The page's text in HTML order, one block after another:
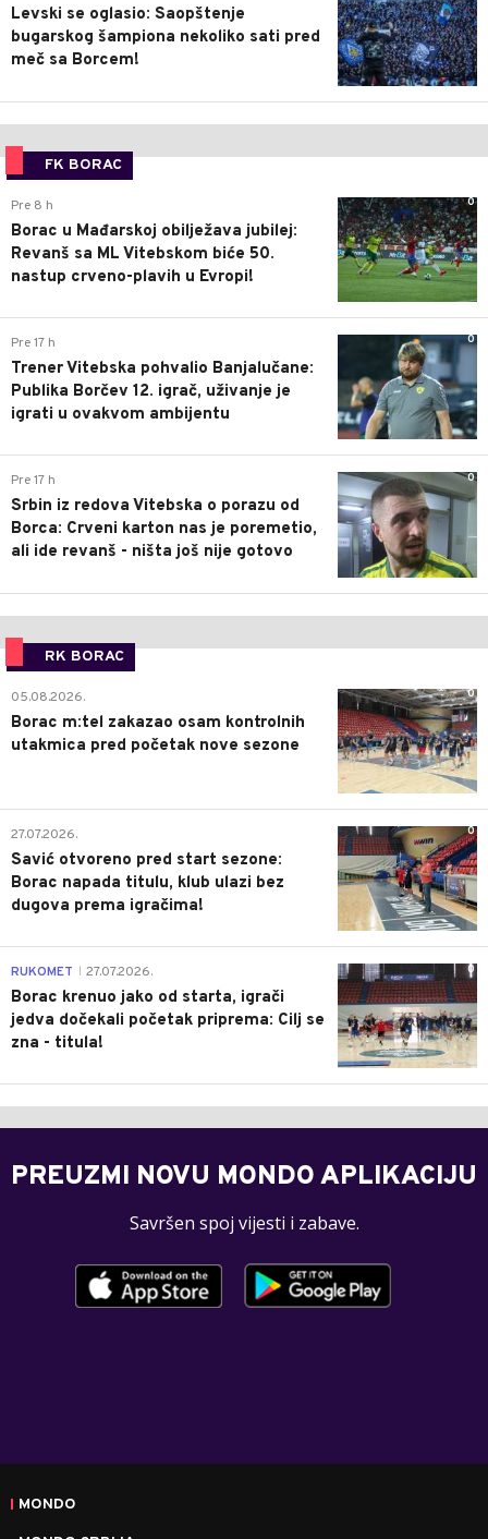
Levski se oglasio: Saopštenje
bugarskog šampiona nekoliko sati pred
meč sa Borcem!
FK BORAC
0
Pre 8 h
Borac u Mađarskoj obilježava jubilej:
Revanš sa ML Vitebskom biće 50.
nastup crveno-plavih u Evropi!
0
Pre 17 h
Trener Vitebska pohvalio Banjalučane:
Publika Borčev 12. igrač, uživanje je
igrati u ovakvom ambijentu
0
Pre 17 h
Srbin iz redova Vitebska o porazu od
Borca: Crveni karton nas je poremetio,
ali ide revanš - ništa još nije gotovo
RK BORAC
0
05.08.2026.
Borac m:tel zakazao osam kontrolnih
utakmica pred početak nove sezone
0
27.07.2026.
Savić otvoreno pred start sezone:
Borac napada titulu, klub ulazi bez
dugova prema igračima!
0
RUKOMET 27.07.2026.
Borac krenuo jako od starta, igrači
jedva dočekali početak priprema: Cilj se
zna - titula!
PREUZMI NOVU MONDO APLIKACIJU
Savršen spoj vijesti i zabave.
MONDO